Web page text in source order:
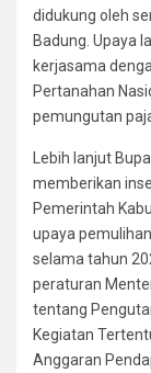
didukung oleh
Badung. Upaya
kerjasama
Pertanahan
pemungutan
Lebih lanjut
memberikan
Pemerintah
upaya
selama tahun
peraturan
tentang
Kegiatan
Anggaran